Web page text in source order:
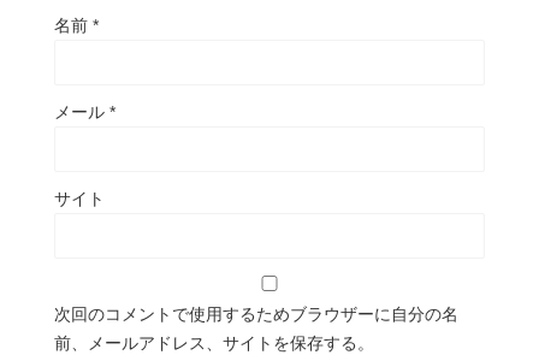
名前 *
メール *
サイト
次回のコメントで使用するためブラウザーに自分の名
前、メールアドレス、サイトを保存する。